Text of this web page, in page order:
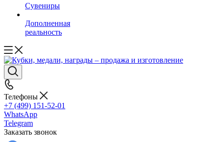
Сувениры
Дополненная
реальность
Телефоны
+7 (499) 151-52-01
WhatsApp
Telegram
Заказать звонок